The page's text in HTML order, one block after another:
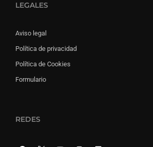
LEGALES
Aviso legal
Política de privacidad
Política de Cookies
Formulario
REDES